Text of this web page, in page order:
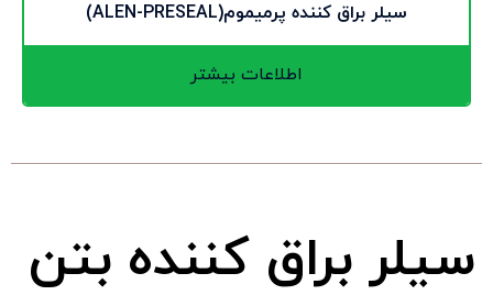
سیلر براق کننده پرمیموم(ALEN-PRESEAL)
اطلاعات بیشتر
سیلر براق کننده بتن